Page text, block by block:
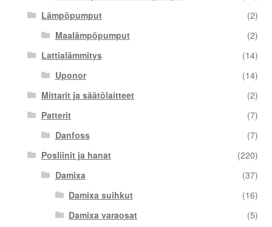
Lämpöpumput
(2)
Maalämpöpumput
(2)
Lattialämmitys
(14)
Uponor
(14)
Mittarit ja säätölaitteet
(2)
Patterit
(7)
Danfoss
(7)
Posliinit ja hanat
(220)
Damixa
(37)
Damixa suihkut
(16)
Damixa varaosat
(5)